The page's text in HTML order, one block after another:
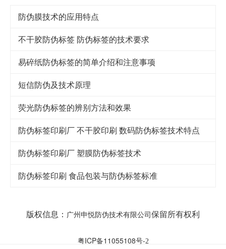
防伪膜技术的应用特点
不干胶防伪标签 防伪标签的技术要求
易碎纸防伪标签的简单介绍和注意事项
短信防伪及技术原理
荧光防伪标签的辨别方法和效果
防伪标签印刷厂 不干胶印刷 数码防伪标签技术特点
防伪标签印刷厂 塑膜防伪标签技术
防伪标签印刷 食品包装与防伪标签标准
版权信息： 广州申悦防伪技术有限公司保留所有权利
粤ICP备11055108号-2